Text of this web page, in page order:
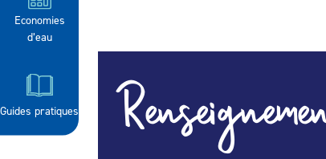
Economies
d’eau
Guides pratiques